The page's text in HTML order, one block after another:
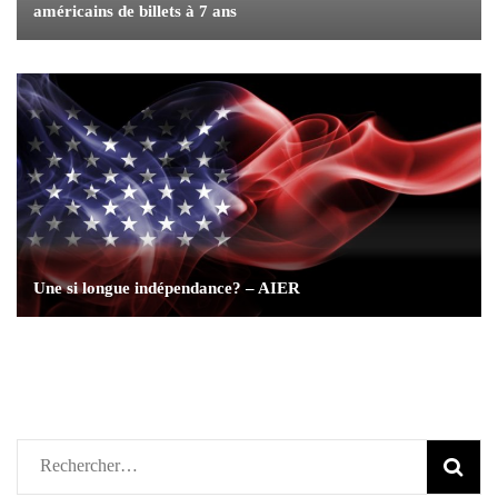
américains de billets à 7 ans
Une si longue indépendance? – AIER
Rechercher :